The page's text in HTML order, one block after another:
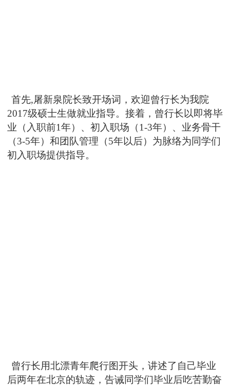
首先,屠新泉院长致开场词，欢迎曾行长为我院
2017级硕士生做就业指导。接着，曾行长以即将毕
业（入职前1年）、初入职场（1-3年）、业务骨干
（3-5年）和团队管理（5年以后）为脉络为同学们
初入职场提供指导。
曾行长用北漂青年爬行图开头，讲述了自己毕业
后两年在北京的轨迹，告诫同学们毕业后吃苦勤奋